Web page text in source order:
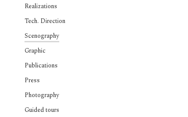
Realizations
Tech. Direction
Scenography
Graphic
Publications
Press
Photography
Guided tours